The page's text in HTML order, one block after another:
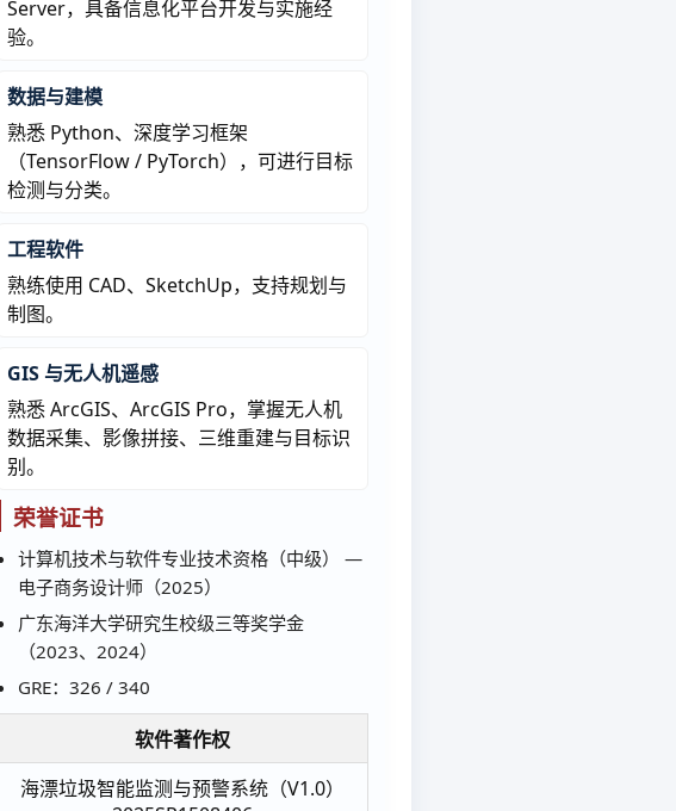
Server，具备信息化平台开发与实施经
验。
数据与建模
熟悉 Python、深度学习框架
（TensorFlow / PyTorch），可进行目标
检测与分类。
工程软件
熟练使用 CAD、SketchUp，支持规划与
制图。
GIS 与无人机遥感
熟悉 ArcGIS、ArcGIS Pro，掌握无人机
数据采集、影像拼接、三维重建与目标识
别。
荣誉证书
计算机技术与软件专业技术资格（中级） —
电子商务设计师（2025）
广东海洋大学研究生校级三等奖学金
（2023、2024）
GRE：326 / 340
软件著作权
海漂垃圾智能监测与预警系统（V1.0）